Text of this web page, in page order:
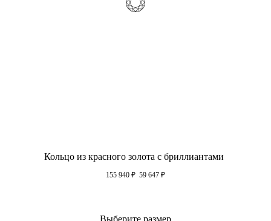
Кольцо из красного золота с бриллиантами
155 940 ₽ 59 647 ₽
Выберите размер